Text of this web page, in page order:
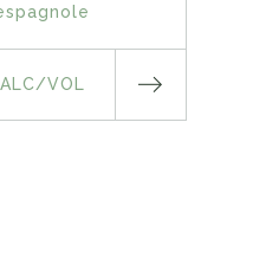
ALC/VOL